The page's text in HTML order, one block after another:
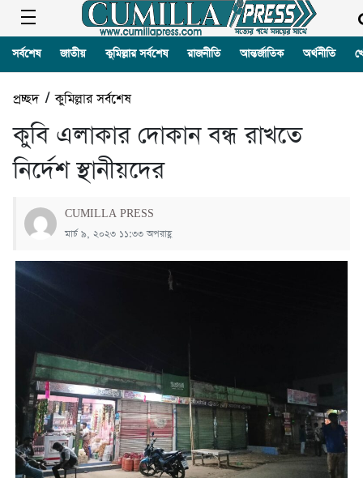
সর্বশেষ জাতীয় কুমিল্লার সর্বশেষ রাজনীতি আন্তর্জাতিক অর্থনীতি
প্রচ্ছদ/কুমিল্লার সর্বশেষ
কুবি এলাকার দোকান বন্ধ রাখতে
নির্দেশ স্থানীয়দের
CUMILLA PRESS
মার্চ ৯, ২০২৩ ১১:৩৩ অপরাহ্ণ